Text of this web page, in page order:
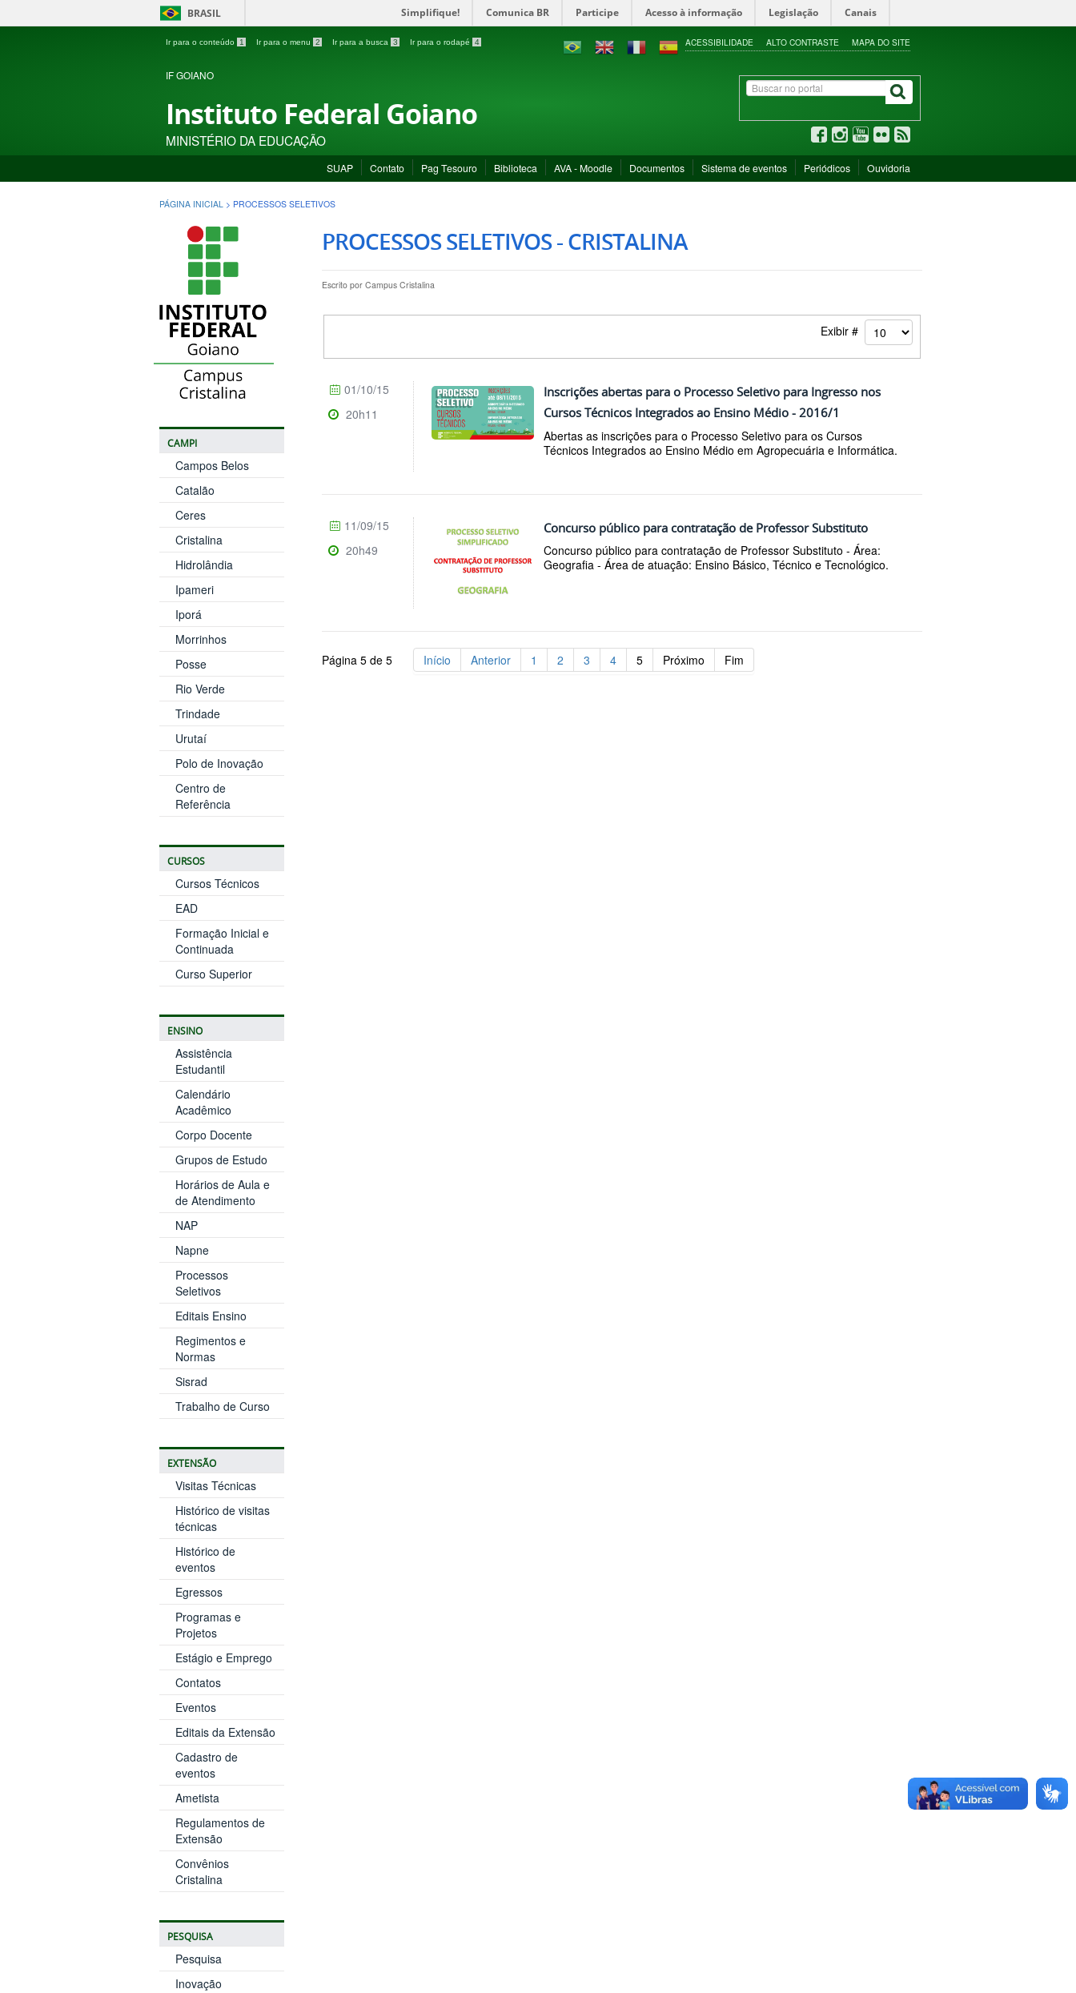
BRASIL Simplifique! Comunica BR Participe Acesso à informação Legislação Canais
Ir para o conteúdo 1 Ir para o menu 2 Ir para a busca 3 Ir para o rodapé 4 ACESSIBILIDADE ALTO CONTRASTE MAPA DO SITE
IF GOIANO
Instituto Federal Goiano
MINISTÉRIO DA EDUCAÇÃO
SUAP Contato Pag Tesouro Biblioteca AVA - Moodle Documentos Sistema de eventos Periódicos Ouvidoria
PÁGINA INICIAL > PROCESSOS SELETIVOS
CAMPI
Campos Belos
Catalão
Ceres
Cristalina
Hidrolândia
Ipameri
Iporá
Morrinhos
Posse
Rio Verde
Trindade
Urutaí
Polo de Inovação
Centro de
Referência
CURSOS
Cursos Técnicos
EAD
Formação Inicial e
Continuada
Curso Superior
ENSINO
Assistência
Estudantil
Calendário
Acadêmico
Corpo Docente
Grupos de Estudo
Horários de Aula e
de Atendimento
NAP
Napne
Processos
Seletivos
Editais Ensino
Regimentos e
Normas
Sisrad
Trabalho de Curso
EXTENSÃO
Visitas Técnicas
Histórico de visitas
técnicas
Histórico de
eventos
Egressos
Programas e
Projetos
Estágio e Emprego
Contatos
Eventos
Editais da Extensão
Cadastro de
eventos
Ametista
Regulamentos de
Extensão
Convênios
Cristalina
PESQUISA
Pesquisa
Inovação
PROCESSOS SELETIVOS - CRISTALINA
Escrito por Campus Cristalina
Exibir #
Inscrições abertas para o Processo Seletivo para Ingresso nos
Cursos Técnicos Integrados ao Ensino Médio - 2016/1
Abertas as inscrições para o Processo Seletivo para os Cursos
Técnicos Integrados ao Ensino Médio em Agropecuária e Informática.
01/10/15
20h11
Concurso público para contratação de Professor Substituto
Concurso público para contratação de Professor Substituto - Área:
Geografia - Área de atuação: Ensino Básico, Técnico e Tecnológico.
11/09/15
20h49
Página 5 de 5 Início Anterior 1 2 3 4 5 Próximo Fim